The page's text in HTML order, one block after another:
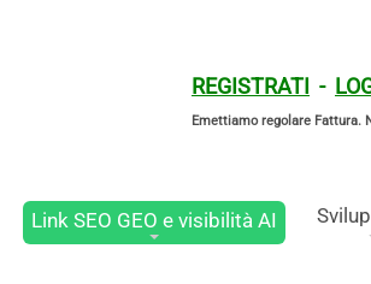
REGISTRATI -
Emettiamo regolare Fattura.
Link SEO GEO e visibilità AI